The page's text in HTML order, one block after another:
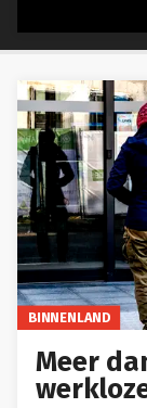
BINNENLAND
Meer